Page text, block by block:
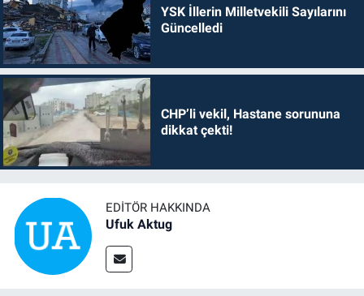
YSK İllerin Milletvekili Sayılarını
Güncelledi
CHP’li vekil, Hastane sorununa
dikkat çekti!
EDITÖR HAKKINDA
Ufuk Aktug